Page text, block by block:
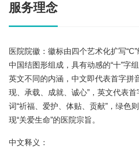
服务理念
医院院徽：徽标由四个艺术化扩写“C”
中国结图形组成，具有动感的“十”字
英文不同的内涵，中文即代表首字拼
现、承载、成就、诚心”，英文代表首
词“祈福、爱护、体贴、贡献”，绿色
现“关爱生命”的医院宗旨。
中文释义：